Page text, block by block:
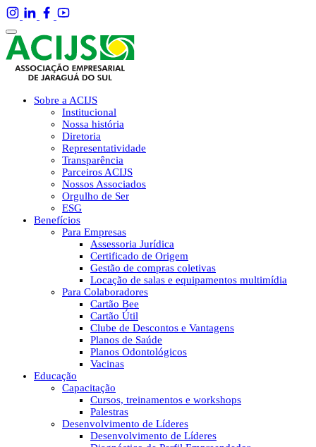
Sobre a ACIJS
Institucional
Nossa história
Diretoria
Representatividade
Transparência
Parceiros ACIJS
Nossos Associados
Orgulho de Ser
ESG
Benefícios
Para Empresas
Assessoria Jurídica
Certificado de Origem
Gestão de compras coletivas
Locação de salas e equipamentos multimídia
Para Colaboradores
Cartão Bee
Cartão Útil
Clube de Descontos e Vantagens
Planos de Saúde
Planos Odontológicos
Vacinas
Educação
Capacitação
Cursos, treinamentos e workshops
Palestras
Desenvolvimento de Líderes
Desenvolvimento de Líderes